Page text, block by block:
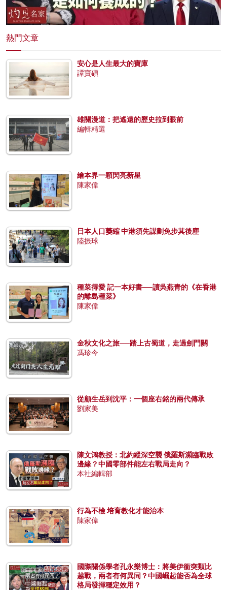
熱門文章
安心是人生最大的寶庫
譚寶碩
雄關漫道：把遙遠的歷史拉到眼前
編輯精選
繪本界一顆閃亮新星
陳家偉
日本人口萎縮 中港須先謀劃免步其後塵
陸振球
種菜得愛 記一本好書──讀吳燕青的《在香港
的離島種菜》
陳家偉
金秋文化之旅──踏上古蜀道，走過劍門關
馮珍今
從顧生岳到沈平：一個座右銘的兩代傳承
劉家美
陳文鴻教授：北約縱深空襲 俄羅斯瀕臨戰敗
邊緣？中國零部件能左右戰局走向？
本社編輯部
行為不檢 培育教化才能治本
陳家偉
國際關係學者孔永樂博士：將美伊衝突類比
越戰，兩者有何異同？中國崛起能否為全球
格局發揮穩定效用？